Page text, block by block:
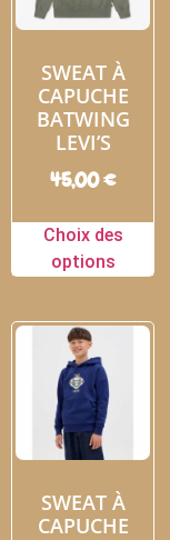
SWEAT À
CAPUCHE
BATWING
LEVI’S
45,00€
Choix des
options
SWEAT À
CAPUCHE